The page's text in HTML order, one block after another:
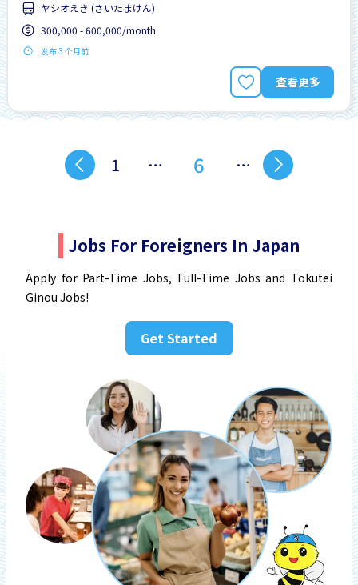
ヤシオえき (さいたまけん)
300,000 - 600,000/month
发布 3 个月前
查看更多
1 … 6 …
Jobs For Foreigners In Japan
Apply for Part-Time Jobs, Full-Time Jobs and Tokutei
Ginou Jobs!
Get Started